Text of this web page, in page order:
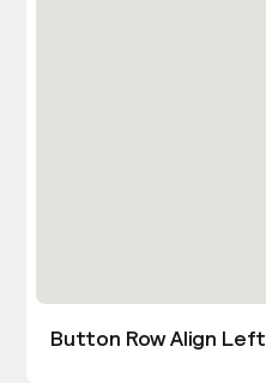
Button Row Align Left